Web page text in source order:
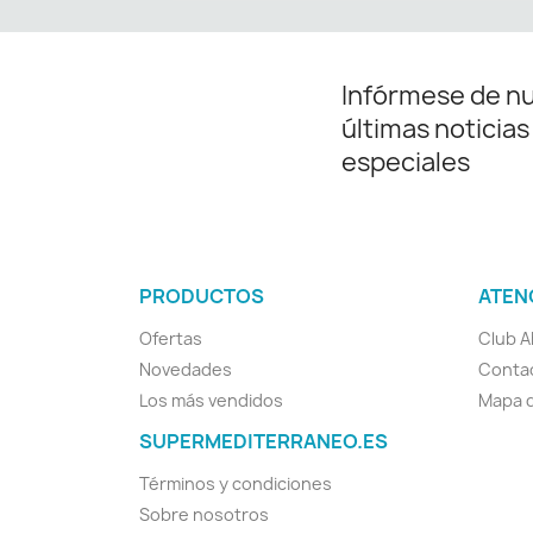
Infórmese de
últimas
especiales
PRODUCTOS
Ofertas
Novedades
Los más vendidos
Club
Mapa
SUPERMEDITERRANEO.ES
Términos y condiciones
Sobre nosotros